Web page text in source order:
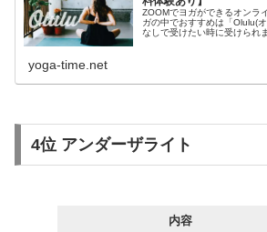
ZOOMでヨガができるオンラ
ガの中でおすすめは「Olulu(
なしで受けたい時に受けられ
yoga-time.net
4位 アンダーザライト
内容